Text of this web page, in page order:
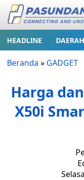
HEADLINE DAERAH
Beranda » GADGET
Harga
X50i